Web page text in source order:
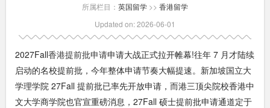
所属栏目： 英国留学 >> 香港留学
Updated on: 2026-06-01
2027Fall香港提前批申请申请大战正式拉开帷幕!往年 7 月才陆续
启动的名校提前批，今年整体申请节奏大幅提速。新加坡国立大
学理学院 27Fall 提前批已率先开放申请，而港三顶尖院校香港中
文大学商学院也官宣重磅消息，27Fall 硕士提前批申请通道定于